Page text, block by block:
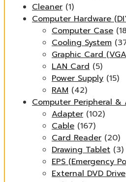
Cleaner (1)
Computer Hardware
Computer Case
Cooling System
Graphic Card
LAN Card (5)
Power Supply (15)
RAM (42)
Computer Peripheral &
Adapter (102)
Cable (167)
Card Reader (20)
Drawing Tablet (3)
EPS (Emergency
External DVD Drive